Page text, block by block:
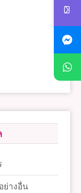
ย่างอื่น